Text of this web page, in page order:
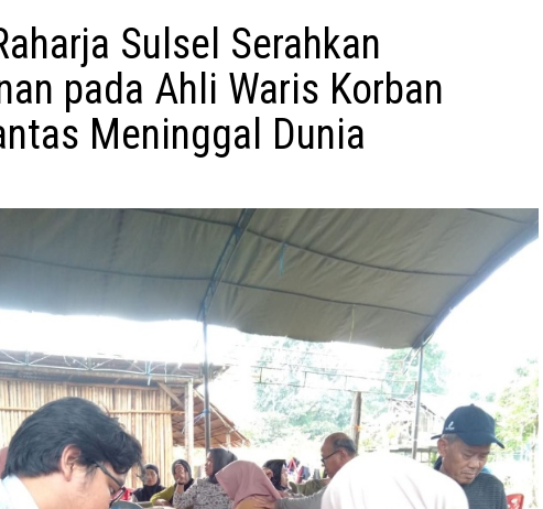
Sulsel Serahkan
pada Ahli Waris Korban
Meninggal Dunia